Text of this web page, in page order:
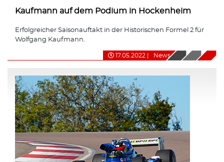
Kaufmann auf dem Podium in Hockenheim
Erfolgreicher Saisonauftakt in der Historischen Formel 2 für
Wolfgang Kaufmann.
17.05.2022 News